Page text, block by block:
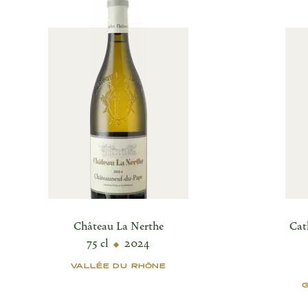
Château La Nerthe
75 cl
2024
VALLÉE DU RHÔNE